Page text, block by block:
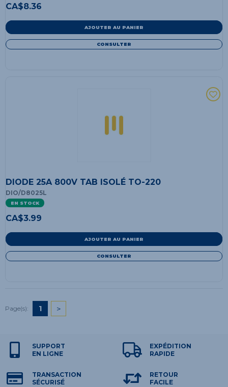
CA$8.36
AJOUTER AU PANIER
CONSULTER
DIODE 25A 800V TAB ISOLÉ TO-220
DIO/D8025L
EN STOCK
CA$3.99
AJOUTER AU PANIER
CONSULTER
Page(s): 1 >
SUPPORT
EN LIGNE
EXPÉDITION
RAPIDE
TRANSACTION
SÉCURISÉ
RETOUR
FACILE